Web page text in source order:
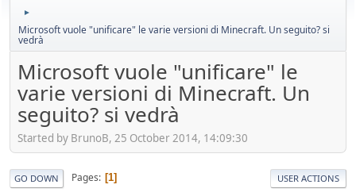
►
Microsoft vuole "unificare" le varie versioni di Minecraft. Un seguito? si
vedrà
Microsoft vuole "unificare" le
varie versioni di Minecraft. Un
seguito? si vedrà
Started by BrunoB, 25 October 2014, 14:09:30
GO DOWN Pages 1 USER ACTIONS